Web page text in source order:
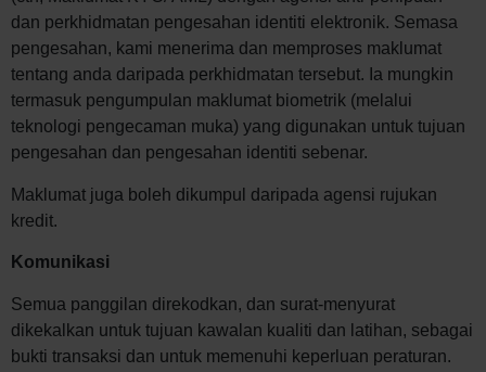
dan perkhidmatan pengesahan identiti elektronik. Semasa
pengesahan, kami menerima dan memproses maklumat
tentang anda daripada perkhidmatan tersebut. Ia mungkin
termasuk pengumpulan maklumat biometrik (melalui
teknologi pengecaman muka) yang digunakan untuk tujuan
pengesahan dan pengesahan identiti sebenar.
Maklumat juga boleh dikumpul daripada agensi rujukan
kredit.
Komunikasi
Semua panggilan direkodkan, dan surat-menyurat
dikekalkan untuk tujuan kawalan kualiti dan latihan, sebagai
bukti transaksi dan untuk memenuhi keperluan peraturan.